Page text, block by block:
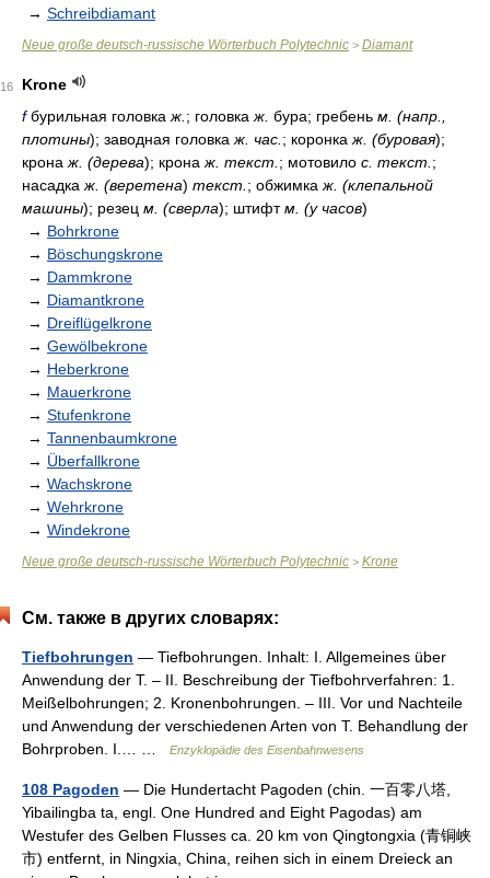
→ Schreibdiamant
Neue große deutsch-russische Wörterbuch Polytechnic > Diamant
16
Krone
fбурильная головка ж. ; головка ж. бура; гребень м. (напр.,
плотины); заводная головка ж. час. ; коронка ж. (буровая);
крона ж. (дерева); крона ж. текст. ; мотовило с. текст. ;
насадка ж. (веретена) текст. ; обжимка ж. (клепальной
машины); резец м. (сверла); штифтм. (у часов)
→ Bohrkrone
→ Böschungskrone
→ Dammkrone
→ Diamantkrone
→ Dreiflügelkrone
→ Gewölbekrone
→ Heberkrone
→ Mauerkrone
→ Stufenkrone
→ Tannenbaumkrone
→ Überfallkrone
→ Wachskrone
→ Wehrkrone
→ Windekrone
Neue große deutsch-russische Wörterbuch Polytechnic > Krone
См. также в других словарях:
Tiefbohrungen — Tiefbohrungen. Inhalt: I. Allgemeines über
Anwendung der T. – II. Beschreibung der Tiefbohrverfahren: 1.
Meißelbohrungen; 2. Kronenbohrungen. – III. Vor und Nachteile
und Anwendung der verschiedenen Arten von T. Behandlung der
Bohrproben. I.… …
Enzyklopädie des Eisenbahnwesens
108 Pagoden — Die Hundertacht Pagoden (chin. 一百零八塔,
Yibailingba ta, engl. One Hundred and Eight Pagodas) am
Westufer des Gelben Flusses ca. 20 km von Qingtongxia (青铜峡
市) entfernt, in Ningxia, China, reihen sich in einem Dreieck an